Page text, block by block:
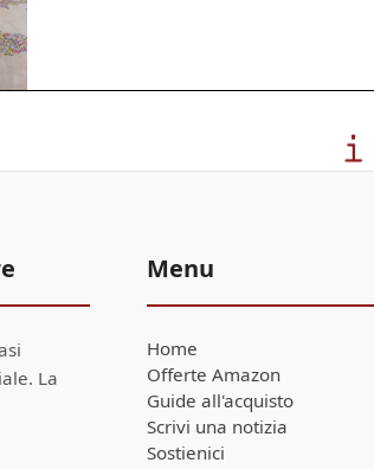
La
Menu
Home
Offerte Amazon
Guide all'acquisto
Scrivi una notizia
Sostienici